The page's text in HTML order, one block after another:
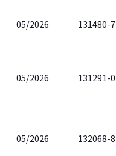
05/2026 131480-7
05/2026 131291-0
05/2026 132068-8